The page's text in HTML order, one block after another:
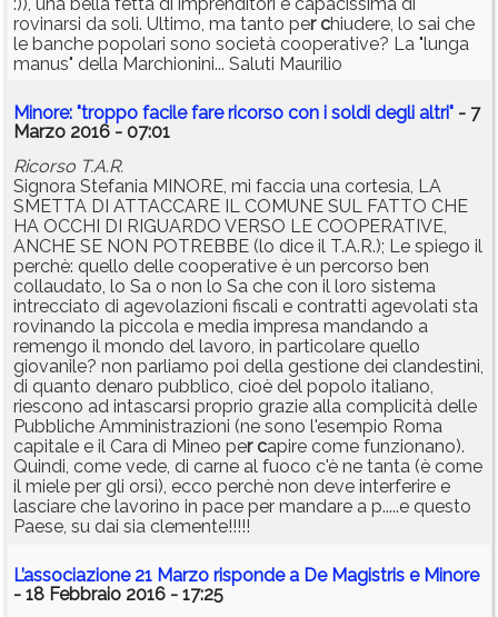
:)), una bella fetta di imprenditori è capacissima di
rovinarsi da soli. Ultimo, ma tanto per chiudere, lo sai che
le banche popolari sono società cooperative? La "lunga
manus" della Marchionini... Saluti Maurilio
Minore: "troppo facile fare ricorso con i soldi degli altri" - 7
Marzo 2016 - 07:01
Ricorso T.A.R.
Signora Stefania MINORE, mi faccia una cortesia, LA
SMETTA DI ATTACCARE IL COMUNE SUL FATTO CHE
HA OCCHI DI RIGUARDO VERSO LE COOPERATIVE,
ANCHE SE NON POTREBBE (lo dice il T.A.R.); Le spiego il
perchè: quello delle cooperative è un percorso ben
collaudato, lo Sa o non lo Sa che con il loro sistema
intrecciato di agevolazioni fiscali e contratti agevolati sta
rovinando la piccola e media impresa mandando a
remengo il mondo del lavoro, in particolare quello
giovanile? non parliamo poi della gestione dei clandestini,
di quanto denaro pubblico, cioè del popolo italiano,
riescono ad intascarsi proprio grazie alla complicità delle
Pubbliche Amministrazioni (ne sono l'esempio Roma
capitale e il Cara di Mineo per capire come funzionano).
Quindi, come vede, di carne al fuoco c'è ne tanta (è come
il miele per gli orsi), ecco perchè non deve interferire e
lasciare che lavorino in pace per mandare a p.....e questo
Paese, su dai sia clemente!!!!!
L’associazione 21 Marzo risponde a De Magistris e Minore
- 18 Febbraio 2016 - 17:25